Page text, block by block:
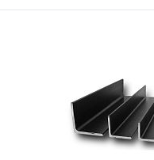
Купить в 1 клик
В избранное